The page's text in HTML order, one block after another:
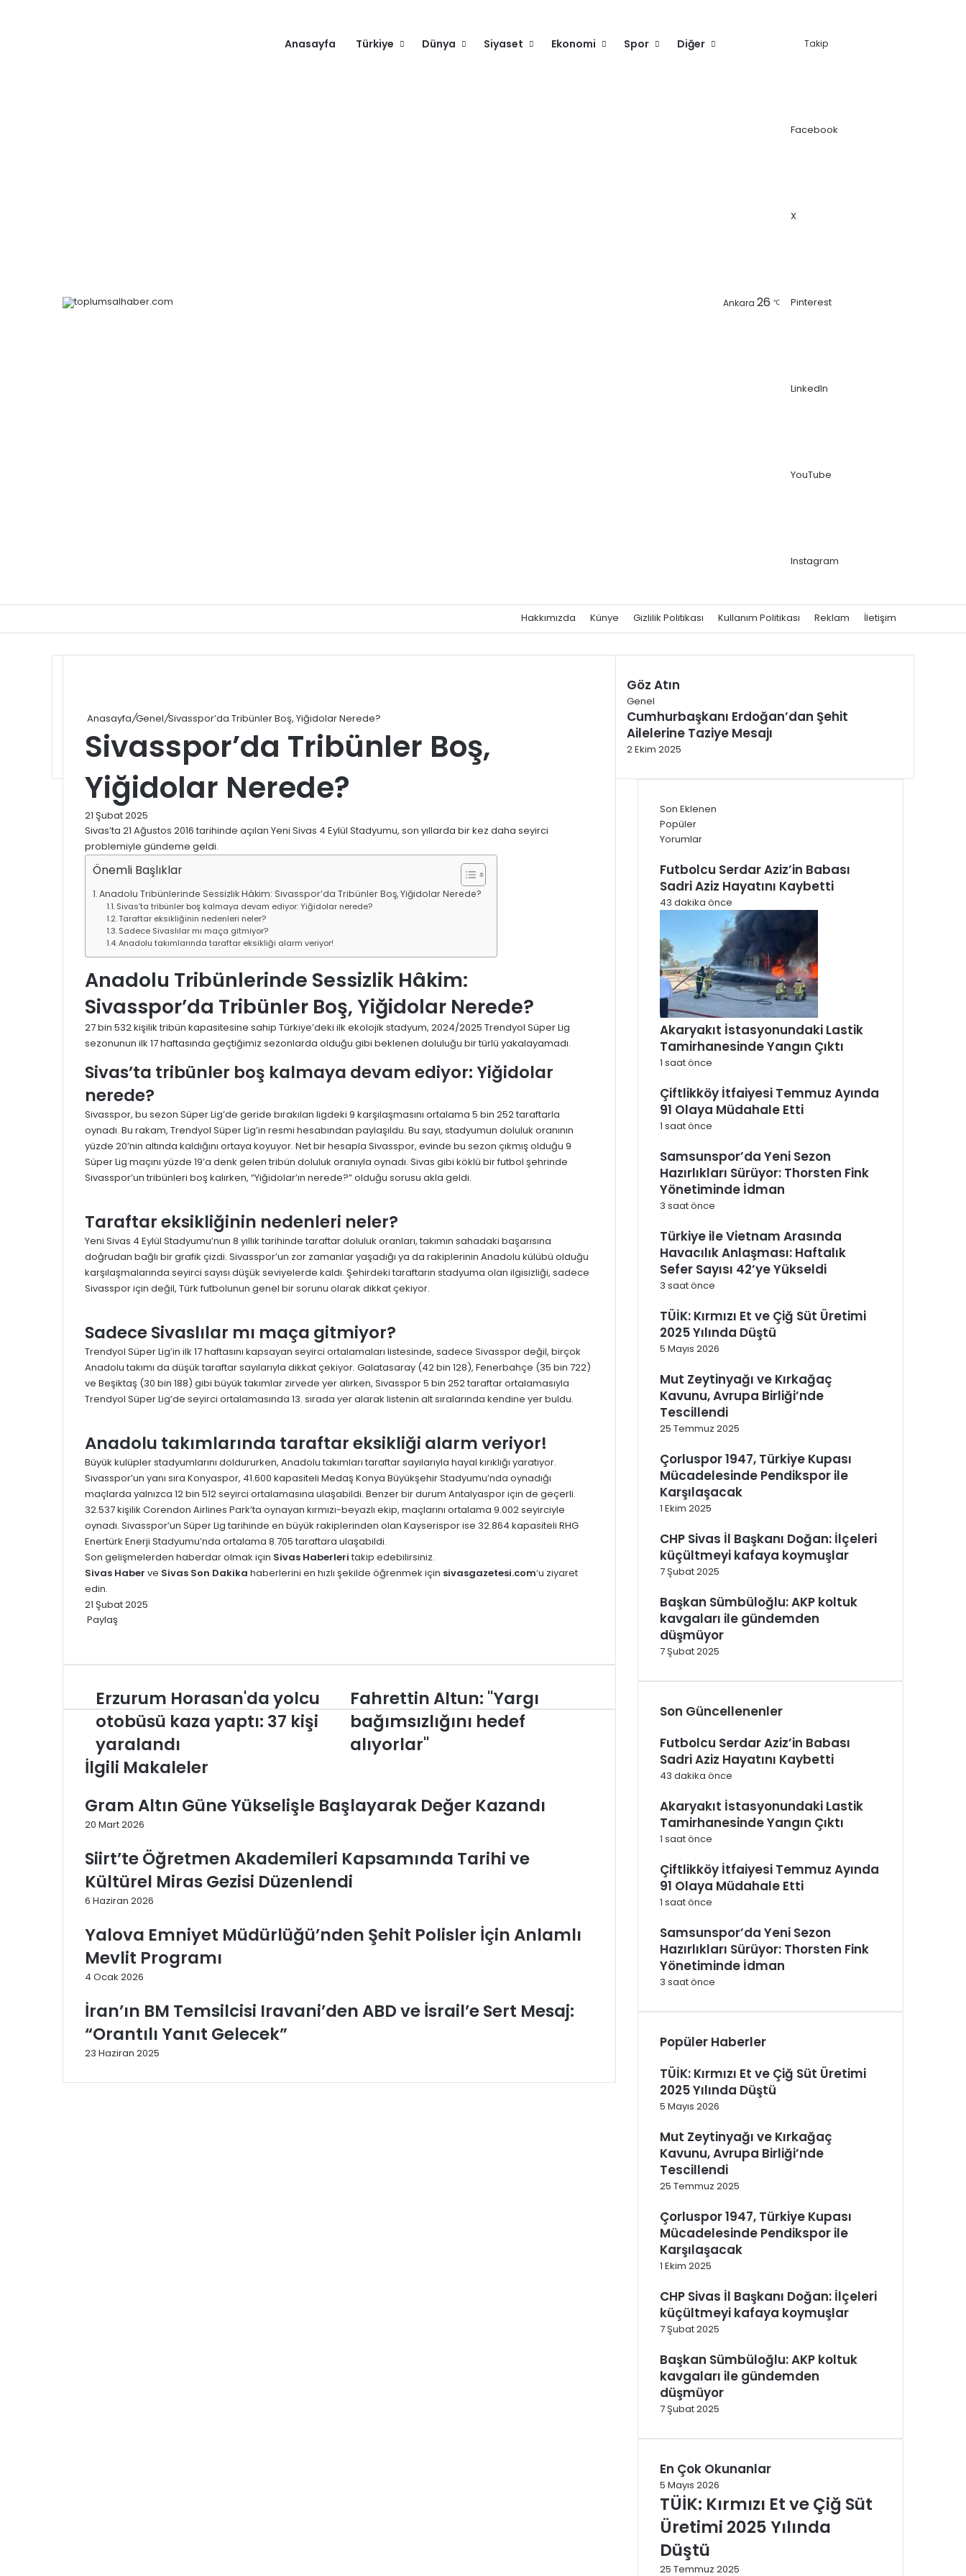
Anasayfa Türkiye Dünya Siyaset Ekonomi Spor Diğer
Ankara 26 ℃
Takip
Facebook
X
Pinterest
LinkedIn
YouTube
Instagram
Hakkımızda Künye Gizlilik Politikası Kullanım Politikası Reklam İletişim
Anasayfa/Genel/Sivasspor’da Tribünler Boş, Yiğidolar Nerede?
Sivasspor’da Tribünler Boş,
Yiğidolar Nerede?
21 Şubat 2025
Sivas’ta 21 Ağustos 2016 tarihinde açılan Yeni Sivas 4 Eylül Stadyumu, son yıllarda bir kez daha seyirci
problemiyle gündeme geldi.
Önemli Başlıklar
Anadolu Tribünlerinde Sessizlik Hâkim: Sivasspor’da Tribünler Boş, Yiğidolar Nerede?
Sivas’ta tribünler boş kalmaya devam ediyor: Yiğidolar nerede?
Taraftar eksikliğinin nedenleri neler?
Sadece Sivaslılar mı maça gitmiyor?
Anadolu takımlarında taraftar eksikliği alarm veriyor!
Anadolu Tribünlerinde Sessizlik Hâkim:
Sivasspor’da Tribünler Boş, Yiğidolar Nerede?
27 bin 532 kişilik tribün kapasitesine sahip Türkiye’deki ilk ekolojik stadyum, 2024/2025 Trendyol Süper Lig
sezonunun ilk 17 haftasında geçtiğimiz sezonlarda olduğu gibi beklenen doluluğu bir türlü yakalayamadı.
Sivas’ta tribünler boş kalmaya devam ediyor: Yiğidolar
nerede?
Sivasspor, bu sezon Süper Lig’de geride bırakılan ligdeki 9 karşılaşmasını ortalama 5 bin 252 taraftarla
oynadı. Bu rakam, Trendyol Süper Lig’in resmi hesabından paylaşıldu. Bu sayı, stadyumun doluluk oranının
yüzde 20’nin altında kaldığını ortaya koyuyor. Net bir hesapla Sivasspor, evinde bu sezon çıkmış olduğu 9
Süper Lig maçını yüzde 19’a denk gelen tribün doluluk oranıyla oynadı. Sivas gibi köklü bir futbol şehrinde
Sivasspor’un tribünleri boş kalırken, “Yiğidolar’ın nerede?” olduğu sorusu akla geldi.
Taraftar eksikliğinin nedenleri neler?
Yeni Sivas 4 Eylül Stadyumu’nun 8 yıllık tarihinde taraftar doluluk oranları, takımın sahadaki başarısına
doğrudan bağlı bir grafik çizdi. Sivasspor’un zor zamanlar yaşadığı ya da rakiplerinin Anadolu külübü olduğu
karşılaşmalarında seyirci sayısı düşük seviyelerde kaldı. Şehirdeki taraftarın stadyuma olan ilgisizliği, sadece
Sivasspor için değil, Türk futbolunun genel bir sorunu olarak dikkat çekiyor.
Sadece Sivaslılar mı maça gitmiyor?
Trendyol Süper Lig’in ilk 17 haftasını kapsayan seyirci ortalamaları listesinde, sadece Sivasspor değil, birçok
Anadolu takımı da düşük taraftar sayılarıyla dikkat çekiyor. Galatasaray (42 bin 128), Fenerbahçe (35 bin 722)
ve Beşiktaş (30 bin 188) gibi büyük takımlar zirvede yer alırken, Sivasspor 5 bin 252 taraftar ortalamasıyla
Trendyol Süper Lig’de seyirci ortalamasında 13. sırada yer alarak listenin alt sıralarında kendine yer buldu.
Anadolu takımlarında taraftar eksikliği alarm veriyor!
Büyük kulüpler stadyumlarını doldururken, Anadolu takımları taraftar sayılarıyla hayal kırıklığı yaratıyor.
Sivasspor’un yanı sıra Konyaspor, 41.600 kapasiteli Medaş Konya Büyükşehir Stadyumu’nda oynadığı
maçlarda yalnızca 12 bin 512 seyirci ortalamasına ulaşabildi. Benzer bir durum Antalyaspor için de geçerli.
32.537 kişilik Corendon Airlines Park’ta oynayan kırmızı-beyazlı ekip, maçlarını ortalama 9.002 seyirciyle
oynadı. Sivasspor’un Süper Lig tarihinde en büyük rakiplerinden olan Kayserispor ise 32.864 kapasiteli RHG
Enertürk Enerji Stadyumu’nda ortalama 8.705 taraftara ulaşabildi.
Son gelişmelerden haberdar olmak için Sivas Haberleritakip edebilirsiniz.
Sivas Haber ve Sivas Son Dakika haberlerini en hızlı şekilde öğrenmek için sivasgazetesi.com‘u ziyaret
edin.
21 Şubat 2025
Paylaş
ile
Erzurum
Horasan'da
yolcu
otobüsü
kaza
yaptı:
kişi
yaralandı
Erzurum Horasan'da yolcu
otobüsü kaza yaptı: 37 kişi
yaralandı
Fahrettin
Altun:
"Yargı
bağımsızlığını
hedef
Fahrettin Altun: "Yargı
bağımsızlığını hedef
alıyorlar"
İlgili Makaleler
Gram Altın Güne Yükselişle Başlayarak Değer Kazandı
20 Mart 2026
Siirt’te Öğretmen Akademileri Kapsamında Tarihi ve
Kültürel Miras Gezisi Düzenlendi
6 Haziran 2026
Yalova Emniyet Müdürlüğü’nden Şehit Polisler İçin Anlamlı
Mevlit Programı
4 Ocak 2026
İran’ın BM Temsilcisi Iravani’den ABD ve İsrail’e Sert Mesaj:
“Orantılı Yanıt Gelecek”
23 Haziran 2025
Göz Atın
Kapalı
Genel
Cumhurbaşkanı Erdoğan’dan Şehit
Ailelerine Taziye Mesajı
2 Ekim 2025
Son Eklenen
Popüler
Yorumlar
Futbolcu Serdar Aziz’in Babası
Sadri Aziz Hayatını Kaybetti
43 dakika önce
Akaryakıt İstasyonundaki Lastik
Tamirhanesinde Yangın Çıktı
1 saat önce
Çiftlikköy İtfaiyesi Temmuz Ayında
91 Olaya Müdahale Etti
1 saat önce
Samsunspor’da Yeni Sezon
Hazırlıkları Sürüyor: Thorsten Fink
Yönetiminde İdman
3 saat önce
Türkiye ile Vietnam Arasında
Havacılık Anlaşması: Haftalık
Sefer Sayısı 42’ye Yükseldi
3 saat önce
TÜİK: Kırmızı Et ve Çiğ Süt Üretimi
2025 Yılında Düştü
5 Mayıs 2026
Mut Zeytinyağı ve Kırkağaç
Kavunu, Avrupa Birliği’nde
Tescillendi
25 Temmuz 2025
Çorluspor 1947, Türkiye Kupası
Mücadelesinde Pendikspor ile
Karşılaşacak
1 Ekim 2025
CHP Sivas İl Başkanı Doğan: İlçeleri
küçültmeyi kafaya koymuşlar
7 Şubat 2025
Başkan Sümbüloğlu: AKP koltuk
kavgaları ile gündemden
düşmüyor
7 Şubat 2025
Son Güncellenenler
Futbolcu Serdar Aziz’in Babası
Sadri Aziz Hayatını Kaybetti
43 dakika önce
Akaryakıt İstasyonundaki Lastik
Tamirhanesinde Yangın Çıktı
1 saat önce
Çiftlikköy İtfaiyesi Temmuz Ayında
91 Olaya Müdahale Etti
1 saat önce
Samsunspor’da Yeni Sezon
Hazırlıkları Sürüyor: Thorsten Fink
Yönetiminde İdman
3 saat önce
Popüler Haberler
TÜİK: Kırmızı Et ve Çiğ Süt Üretimi
2025 Yılında Düştü
5 Mayıs 2026
Mut Zeytinyağı ve Kırkağaç
Kavunu, Avrupa Birliği’nde
Tescillendi
25 Temmuz 2025
Çorluspor 1947, Türkiye Kupası
Mücadelesinde Pendikspor ile
Karşılaşacak
1 Ekim 2025
CHP Sivas İl Başkanı Doğan: İlçeleri
küçültmeyi kafaya koymuşlar
7 Şubat 2025
Başkan Sümbüloğlu: AKP koltuk
kavgaları ile gündemden
düşmüyor
7 Şubat 2025
En Çok Okunanlar
5 Mayıs 2026
TÜİK: Kırmızı Et ve Çiğ Süt
Üretimi 2025 Yılında
Düştü
25 Temmuz 2025